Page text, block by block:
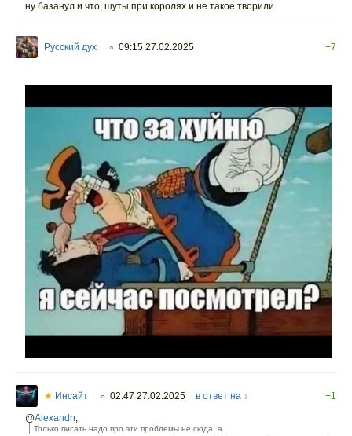
ну базанул и что, шуты при королях и не такое творили
Русский дух ○ 09:15 27.02.2025 +7
★ Инсайт ○ 02:47 27.02.2025 в ответ на ↓
+1
@Alexandrr,
Только писать надо про эти проблемы не сюда, а..